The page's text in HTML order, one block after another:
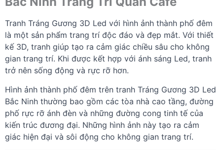
Tranh Tráng Gương 3D Led với hình ảnh thành phố đêm
là một sản phẩm trang trí độc đáo và đẹp mắt. Với thiết
kế 3D, tranh giúp tạo ra cảm giác chiều sâu cho không
gian trang trí. Khi được kết hợp với ánh sáng Led, tranh
trở nên sống động và rực rỡ hơn.
Hình ảnh thành phố đêm trên tranh Tráng Gương 3D Led
Bắc Ninh thường bao gồm các tòa nhà cao tầng, đường
phố rực rỡ ánh đèn và những đường cong tinh tế của
kiến trúc đương đại. Những hình ảnh này tạo ra cảm
giác hiện đại và sôi động cho không gian trang trí.